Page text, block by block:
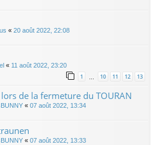
« 20 août 2022, 22:08
« 11 août 2022, 23:20
1 … 10 11 12 13
de la fermeture du TOURAN
« 07 août 2022, 13:34
« 07 août 2022, 13:33